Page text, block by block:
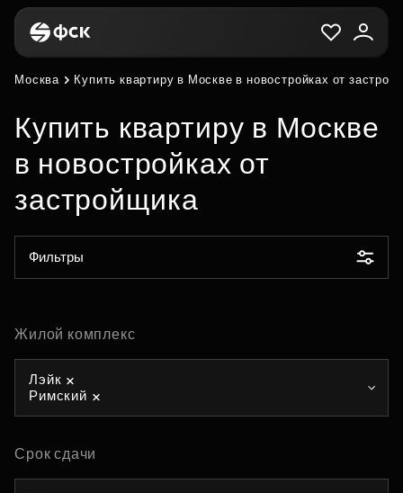
Москва Купить квартиру в Москве в новостройках от
Купить квартиру в Москве
в новостройках от
застройщика
Фильтры
Жилой комплекс
Лэйк
Римский
Срок сдачи